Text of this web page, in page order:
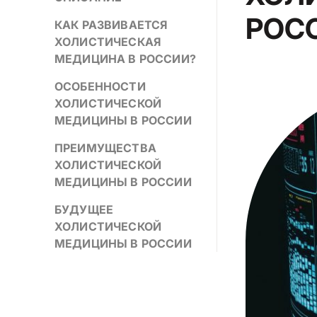
КАК РАЗВИВАЕТСЯ
ХОЛИСТИЧЕСКАЯ
МЕДИЦИНА В РОССИИ?
ОСОБЕННОСТИ
ХОЛИСТИЧЕСКОЙ
МЕДИЦИНЫ В РОССИИ
ПРЕИМУЩЕСТВА
ХОЛИСТИЧЕСКОЙ
МЕДИЦИНЫ В РОССИИ
БУДУЩЕЕ
ХОЛИСТИЧЕСКОЙ
МЕДИЦИНЫ В РОССИИ